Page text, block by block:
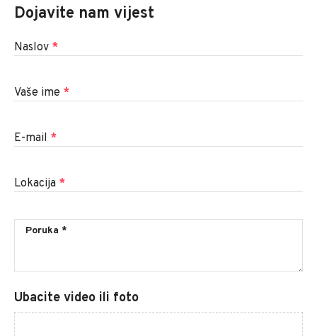
Dojavite nam vijest
Naslov *
Vaše ime *
E-mail *
Lokacija *
Ubacite video ili foto